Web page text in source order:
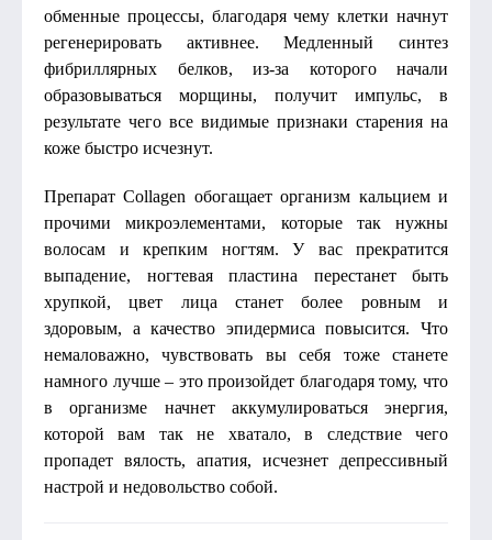
обменные процессы, благодаря чему клетки начнут
регенерировать активнее. Медленный синтез
фибриллярных белков, из-за которого начали
образовываться морщины, получит импульс, в
результате чего все видимые признаки старения на
коже быстро исчезнут.
Препарат Collagen обогащает организм кальцием и
прочими микроэлементами, которые так нужны
волосам и крепким ногтям. У вас прекратится
выпадение, ногтевая пластина перестанет быть
хрупкой, цвет лица станет более ровным и
здоровым, а качество эпидермиса повысится. Что
немаловажно, чувствовать вы себя тоже станете
намного лучше – это произойдет благодаря тому, что
в организме начнет аккумулироваться энергия,
которой вам так не хватало, в следствие чего
пропадет вялость, апатия, исчезнет депрессивный
настрой и недовольство собой.